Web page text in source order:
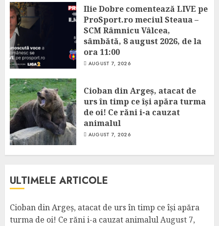
Ilie Dobre comentează LIVE pe
ProSport.ro meciul Steaua –
SCM Râmnicu Vâlcea,
sâmbătă, 8 august 2026, de la
ora 11:00
AUGUST 7, 2026
Cioban din Argeș, atacat de
urs în timp ce își apăra turma
de oi! Ce răni i-a cauzat
animalul
AUGUST 7, 2026
ULTIMELE ARTICOLE
Cioban din Argeș, atacat de urs în timp ce își apăra
turma de oi! Ce răni i-a cauzat animalulAugust 7,